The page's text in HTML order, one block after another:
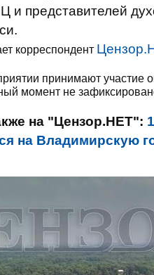
и представителей
корреспондент
принимают участие
момент не
на "Цензор.НЕТ":
на Владимирскую